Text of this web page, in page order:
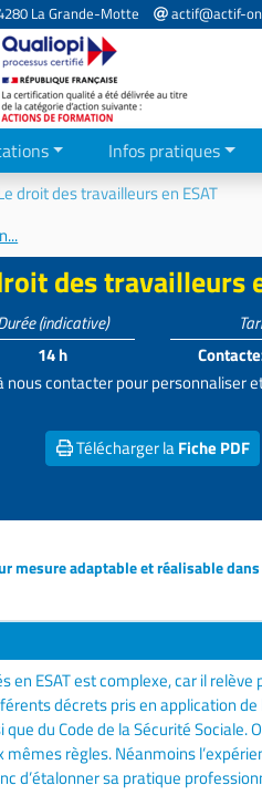
La Grande-Motte actif@actif-
Infos pratiques
droit des travailleurs en ESAT
des travailleurs
(indicative)
14 h
nous contacter pour personnaliser
Télécharger laFiche PDF
mesure adaptable et réalisable dans
ESAT est complexe, car il relève
décrets pris en application
du Code de la Sécurité
mêmes règles. Néanmoins
d’étalonner sa pratique